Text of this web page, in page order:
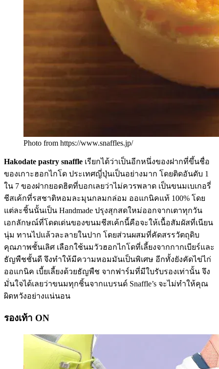
Photo from https://www.snaffles.jp/
Hakodate pastry snaffle เรียกได้ว่าเป็นอีกหนึ่งของฝากที่ขึ้นชื่อ
ของเกาะฮอกไกโด ประเทศญี่ปุ่นเป็นอย่างมาก โดยติดอันดับ 1
ใน 7 ของฝากยอดฮิตที่บอกเลยว่าไม่ควรพลาด เป็นขนมเบเกอรี่
ชีสเค้กที่รสชาติหอมละมุนกลมกล่อม ออแกนิคแท้ 100% โดย
แต่ละชิ้นนั้นเป็น Handmade ปรุงสุกสดใหม่ออกจากเตาทุกวัน
เอกลักษณ์ที่โดดเด่นของขนมชีสเค้กนี้คือจะให้เนื้อสัมผัสที่เนียน
นุ่ม ทานไปแล้วละลายในปาก โดยส่วนผสมที่คัดสรรวัตถุดิบ
คุณภาพชั้นเลิศ เลือกใช้นมวัวฮอกไกโดที่เลี้ยงจากกากเบียร์และ
ธัญพืชชั้นดี จึงทำให้มีความหอมมันเป็นพิเศษ อีกทั้งยังคัดไข่ไก่
ออแกนิค เบี้ยเลี้ยงด้วยธัญพืช จากฟาร์มที่มีใบรับรองเท่านั้น จึง
มั่นใจได้เลยว่าขนมทุกชิ้นจากแบรนด์ Snaffle’s จะไม่ทำให้คุณ
ผิดหวังอย่างแน่นอน
รองเท้า ON